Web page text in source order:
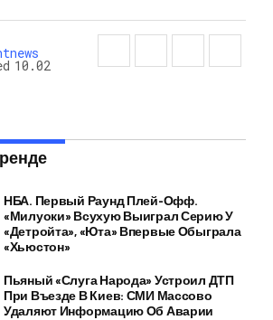
10.02
НБА. Первый Раунд Плей-Офф.
«Милуоки» Всухую Выиграл Серию У
«Детройта», «Юта» Впервые Обыграла
«Хьюстон»
Пьяный «слуга Народа» Устроил ДТП
При Въезде В Киев: СМИ Массово
Удаляют Информацию Об Аварии